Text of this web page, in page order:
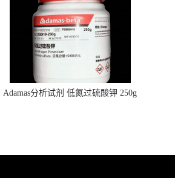
Adamas分析试剂 低氮过硫酸钾 250g